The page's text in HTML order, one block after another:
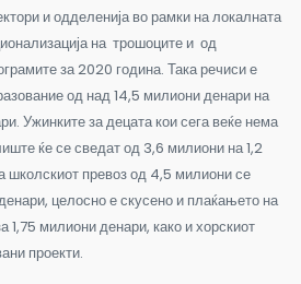
и одделенија во рамки на локалната
на трошоците и од
за 2020 година. Така речиси е
од над 14,5 милиони денари на
Ужинките за децата кои сега веќе нема
ќе се сведат од 3,6 милиони на 1,2
школскиот превоз од 4,5 милиони се
целосно е скусено и плаќањето на
1,75 милиони денари, како и хорскиот
проекти.